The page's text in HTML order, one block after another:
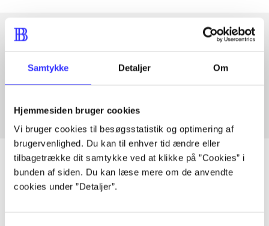
Samtykke Detaljer Om
Hjemmesiden bruger cookies
Vi bruger cookies til besøgsstatistik og optimering af
brugervenlighed. Du kan til enhver tid ændre eller
tilbagetrække dit samtykke ved at klikke på ”Cookies” i
bunden af siden. Du kan læse mere om de anvendte
cookies under ”Detaljer”.
Artikler med samme emner